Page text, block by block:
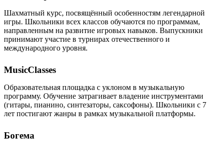
Шахматный курс, посвящённый особенностям легендарной
игры. Школьники всех классов обучаются по программам,
направленным на развитие игровых навыков. Выпускники
принимают участие в турнирах отечественного и
международного уровня.
MusicClasses
Образовательная площадка с уклоном в музыкальную
программу. Обучение затрагивает владение инструментами
(гитары, пианино, синтезаторы, саксофоны). Школьники с 7
лет постигают жанры в рамках музыкальной платформы.
Богема